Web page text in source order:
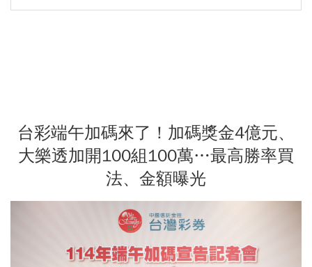
台彩端午加碼來了！加碼獎金4億元、
大樂透加開100組100萬…最高勝率買
法、金額曝光